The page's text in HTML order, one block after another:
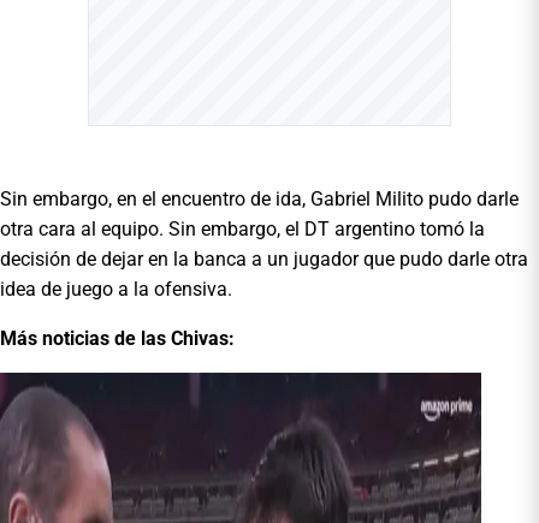
Sin embargo, en el encuentro de ida, Gabriel Milito pudo darle
otra cara al equipo. Sin embargo, el DT argentino tomó la
decisión de dejar en la banca a un jugador que pudo darle otra
idea de juego a la ofensiva.
Más noticias de las Chivas: